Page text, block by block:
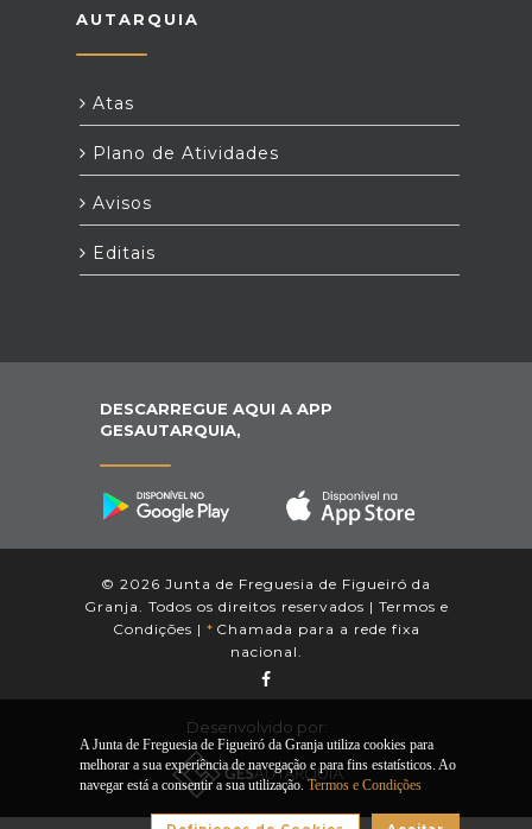
AUTARQUIA
Atas
Plano de Atividades
Avisos
Editais
DESCARREGUE AQUI A APP
GESAUTARQUIA,
© 2026 Junta de Freguesia de Figueiró da
Granja. Todos os direitos reservados | Termos e
Condições | * Chamada para a rede fixa
nacional.
Desenvolvido por:
A Junta de Freguesia de Figueiró da Granja utiliza cookies para
melhorar a sua experiência de navegação e para fins estatísticos. Ao
navegar está a consentir a sua utilização. Termos e Condições